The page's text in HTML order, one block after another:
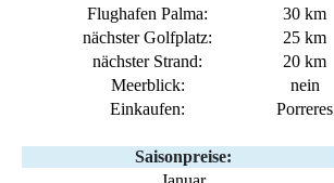
Flughafen Palma:
30 km
nächster Golfplatz:
25 km
nächster Strand:
20 km
Meerblick:
nein
Einkaufen:
Porreres
Saisonpreise: